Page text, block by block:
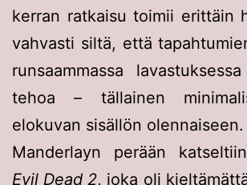
kerran ratkaisu toimii erittäin
vahvasti siltä, että
runsaammassa
tehoa – tällainen
elokuvan sisällön olennaiseen.
Manderlayn perään
Evil Dead 2, joka oli